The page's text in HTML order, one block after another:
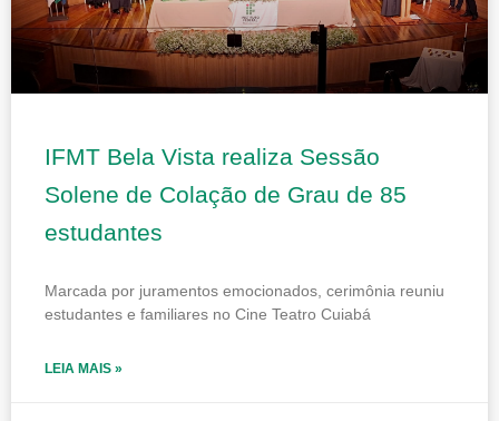
IFMT Bela Vista realiza Sessão
Solene de Colação de Grau de 85
estudantes
Marcada por juramentos emocionados, cerimônia reuniu
estudantes e familiares no Cine Teatro Cuiabá
LEIA MAIS »